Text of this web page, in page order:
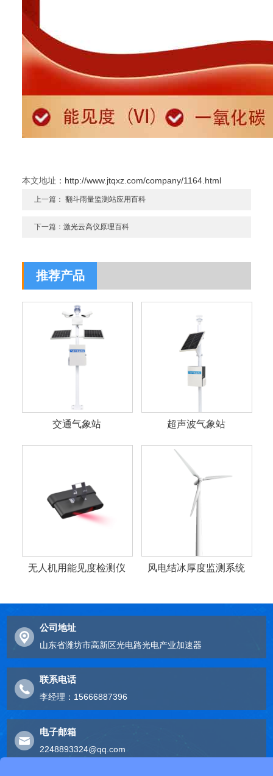
本文地址： http://www.jtqxz.com/company/1164.html
上一篇：翻斗雨量监测站应用百科
下一篇：激光云高仪原理百科
推荐产品
交通气象站 超声波气象站
无人机用能见度检测仪 风电结冰厚度监测系统
公司地址
山东省潍坊市高新区光电路光电产业加速器
联系电话
李经理：15666887396
电子邮箱
2248893324@qq.com